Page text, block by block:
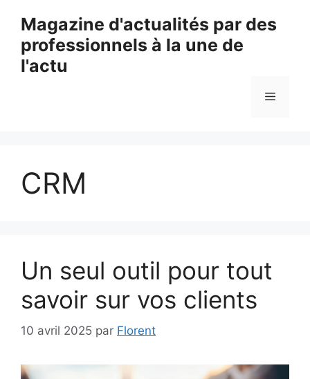
contenu
Magazine d'actualités par des
professionnels à la une de
l'actu
Menu
CRM
Un seul outil pour tout
savoir sur vos clients
10 avril 2025 par Florent